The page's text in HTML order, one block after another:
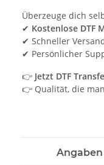
Überzeuge dich
✔ Kostenlose DTF
✔ Schneller
✔ Persönlicher
👉 Jetzt DTF
👉 Qualität, die